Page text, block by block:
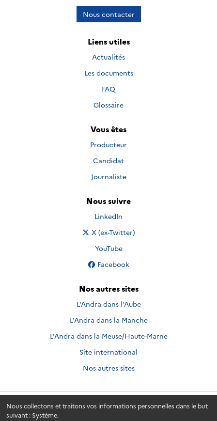
Nous collectons et traitons vos informations personnelles dans le but
suivant : Système.
Nous contacter
Liens utiles
Actualités
Les documents
FAQ
Glossaire
Vous êtes
Producteur
Candidat
Journaliste
Nous suivre
Nous suivre sur
LinkedIn
Nous suivre sur
X (ex-Twitter)
Nous suivre sur
YouTube
Nous suivre sur
Facebook
Nos autres sites
L'Andra dans l'Aube
L'Andra dans la Manche
L'Andra dans la Meuse/Haute-Marne
Site international
Nos autres sites
Andra.fr © 2026 - Andra. Tous droits réservés.